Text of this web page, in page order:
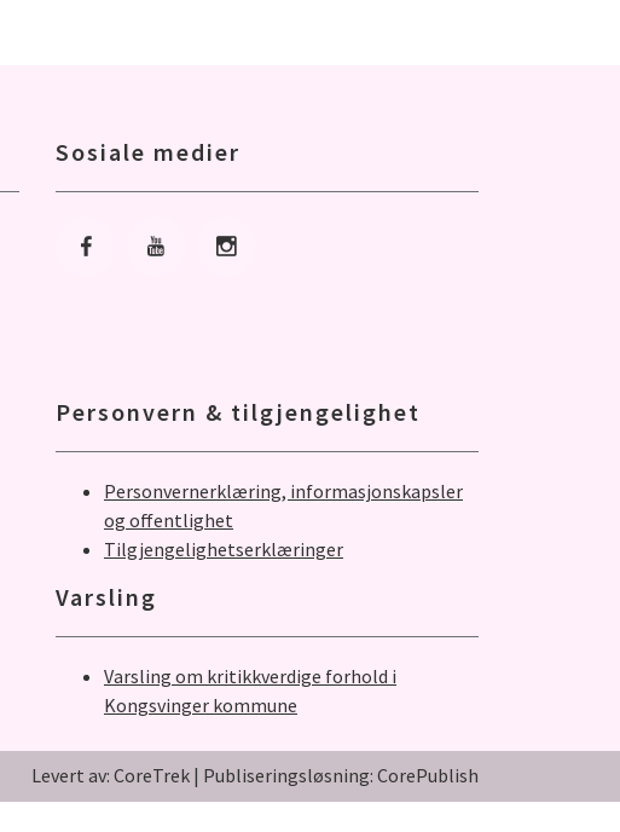
Sosiale medier
Gå til Facebook
Gå til YoutubeGå til Instagram
Personvern & tilgjengelighet
Personvernerklæring, informasjonskapsler
og offentlighet
Tilgjengelighetserklæringer
Varsling
Varsling om kritikkverdige forhold i
Kongsvinger kommune
Levert av: CoreTrek | Publiseringsløsning: CorePublish